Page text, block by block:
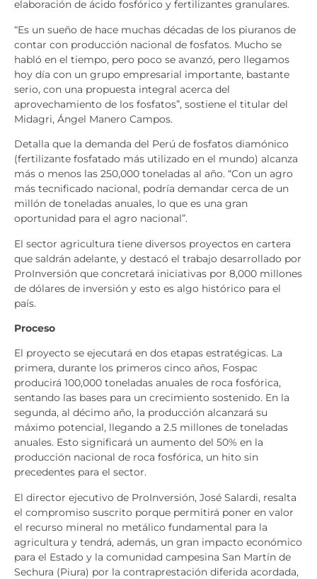
elaboración de ácido fosfórico y fertilizantes granulares.
“Es un sueño de hace muchas décadas de los piuranos de
contar con producción nacional de fosfatos. Mucho se
habló en el tiempo, pero poco se avanzó, pero llegamos
hoy día con un grupo empresarial importante, bastante
serio, con una propuesta integral acerca del
aprovechamiento de los fosfatos”, sostiene el titular del
Midagri, Ángel Manero Campos.
Detalla que la demanda del Perú de fosfatos diamónico
(fertilizante fosfatado más utilizado en el mundo) alcanza
más o menos las 250,000 toneladas al año. “Con un agro
más tecnificado nacional, podría demandar cerca de un
millón de toneladas anuales, lo que es una gran
oportunidad para el agro nacional”.
El sector agricultura tiene diversos proyectos en cartera
que saldrán adelante, y destacó el trabajo desarrollado por
ProInversión que concretará iniciativas por 8,000 millones
de dólares de inversión y esto es algo histórico para el
país.
Proceso
El proyecto se ejecutará en dos etapas estratégicas. La
primera, durante los primeros cinco años, Fospac
producirá 100,000 toneladas anuales de roca fosfórica,
sentando las bases para un crecimiento sostenido. En la
segunda, al décimo año, la producción alcanzará su
máximo potencial, llegando a 2.5 millones de toneladas
anuales. Esto significará un aumento del 50% en la
producción nacional de roca fosfórica, un hito sin
precedentes para el sector.
El director ejecutivo de ProInversión, José Salardi, resalta
el compromiso suscrito porque permitirá poner en valor
el recurso mineral no metálico fundamental para la
agricultura y tendrá, además, un gran impacto económico
para el Estado y la comunidad campesina San Martín de
Sechura (Piura) por la contraprestación diferida acordada,